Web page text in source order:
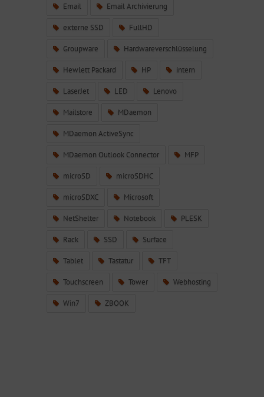
Email Email Archivierung
externe SSD FullHD
Groupware Hardwareverschlüsselung
Hewlett Packard HP intern
LaserJet LED Lenovo
Mailstore MDaemon
MDaemon ActiveSync
MDaemon Outlook Connector MFP
microSD microSDHC
microSDXC Microsoft
NetShelter Notebook PLESK
Rack SSD Surface
Tablet Tastatur TFT
Touchscreen Tower Webhosting
Win7 ZBOOK